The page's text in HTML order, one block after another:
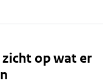
op wat er